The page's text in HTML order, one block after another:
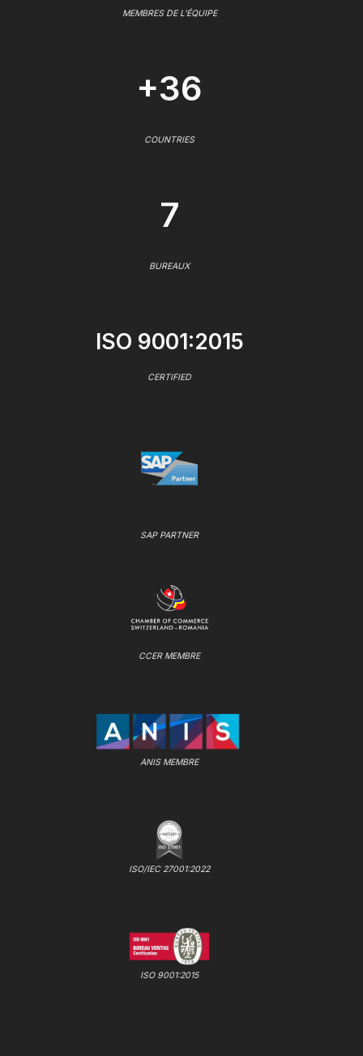
MEMBRES DE L'ÉQUIPE
+36
COUNTRIES
7
BUREAUX
ISO 9001:2015
CERTIFIED
SAP PARTNER
CCER MEMBRE
ANIS MEMBRE
ISO/IEC 27001:2022
ISO 9001:2015